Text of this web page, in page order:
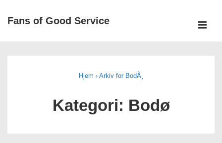
HoppFans of Good Service
Hjem › Arkiv for BodÃ¸
Kategori: Bodø